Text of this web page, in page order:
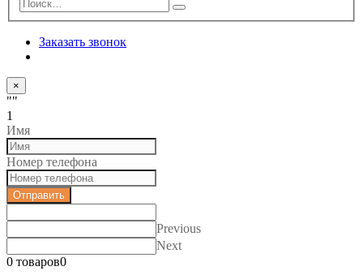
Заказать звонок
×
""
1
Имя
Номер телефона
Отправить
Previous
Next
0 товаров0